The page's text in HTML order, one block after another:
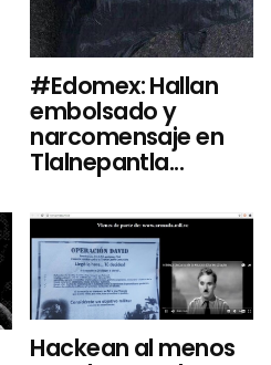
#Edomex: Hallan
embolsado y
narcomensaje en
Tlalnepantla...
Hackean al menos